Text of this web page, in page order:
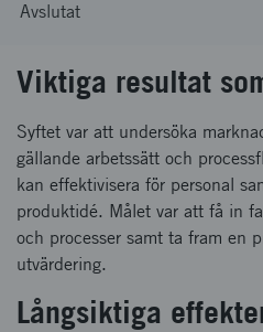
Avslutat
Viktiga resultat
Syftet var att undersöka
gällande arbetssätt och
kan effektivisera för personal
produktidé. Målet var att få in
och processer samt ta fram en
utvärdering.
Långsiktiga